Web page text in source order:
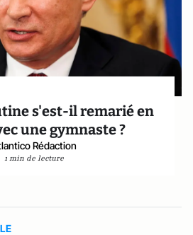
s'est-il remarié en
une gymnaste ?
Rédaction
1 min de lecture